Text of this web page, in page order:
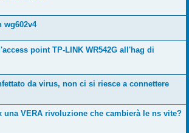
wg602v4
point TP-LINK WR542G all'hag di
da virus, non ci si riesce a connettere
una VERA rivoluzione che cambierà le ns vite?